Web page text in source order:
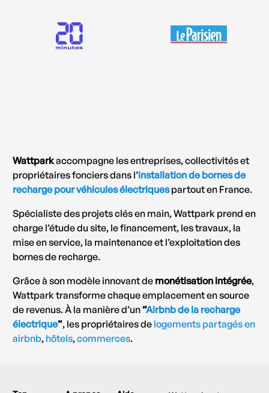
Wattparkaccompagne les entreprises, collectivités et
propriétaires fonciers dans l’installation de bornes de
recharge pour véhicules électriquespartout en France.
Spécialiste des projets clés en main, Wattpark prend en
charge l’étude du site, le financement, les travaux, la
mise en service, la maintenance et l’exploitation des
bornes de recharge.
Grâce à son modèle innovant de monétisation intégrée,
Wattpark transforme chaque emplacement en source
de revenus. À la manière d’un“Airbnb de la recharge
électrique”, les propriétaires de logements partagés en
airbnb, hôtels,commerces.